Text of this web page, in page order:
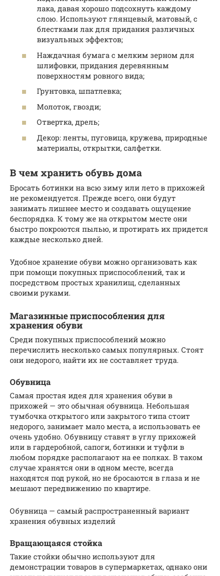
лака, давая хорошо подсохнуть каждому
слою. Используют глянцевый, матовый, с
блестками лак для придания различных
визуальных эффектов;
Наждачная бумага с мелким зерном для
шлифовки, придания деревянным
поверхностям ровного вида;
Грунтовка, шпатлевка;
Молоток, гвозди;
Отвертка, дрель;
Декор: ленты, пуговица, кружева, природные
материалы, открытки, салфетки.
В чем хранить обувь дома
Бросать ботинки на всю зиму или лето в прихожей
не рекомендуется. Прежде всего, они будут
занимать лишнее место и создавать ощущение
беспорядка. К тому же на открытом месте они
быстро покроются пылью, и протирать их придется
каждые несколько дней.
Удобное хранение обуви можно организовать как
при помощи покупных приспособлений, так и
посредством простых хранилищ, сделанных
своими руками.
Магазинные приспособления для
хранения обуви
Среди покупных приспособлений можно
перечислить несколько самых популярных. Стоят
они недорого, найти их не составляет труда.
Обувница
Самая простая идея для хранения обуви в
прихожей — это обычная обувница. Небольшая
тумбочка открытого или закрытого типа стоит
недорого, занимает мало места, а использовать ее
очень удобно. Обувницу ставят в углу прихожей
или в гардеробной, сапоги, ботинки и туфли в
любом порядке располагают на ее полках. В таком
случае хранятся они в одном месте, всегда
находятся под рукой, но не бросаются в глаза и не
мешают передвижению по квартире.
Обувница — самый распространенный вариант
хранения обувных изделий
Вращающаяся стойка
Такие стойки обычно используют для
демонстрации товаров в супермаркетах, однако они